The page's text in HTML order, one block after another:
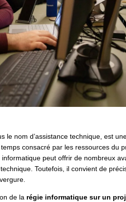
le nom d’assistance technique, est
consacré par les ressources du
informatique peut offrir de nombreux
Toutefois, il convient de
de la régie informatique sur un